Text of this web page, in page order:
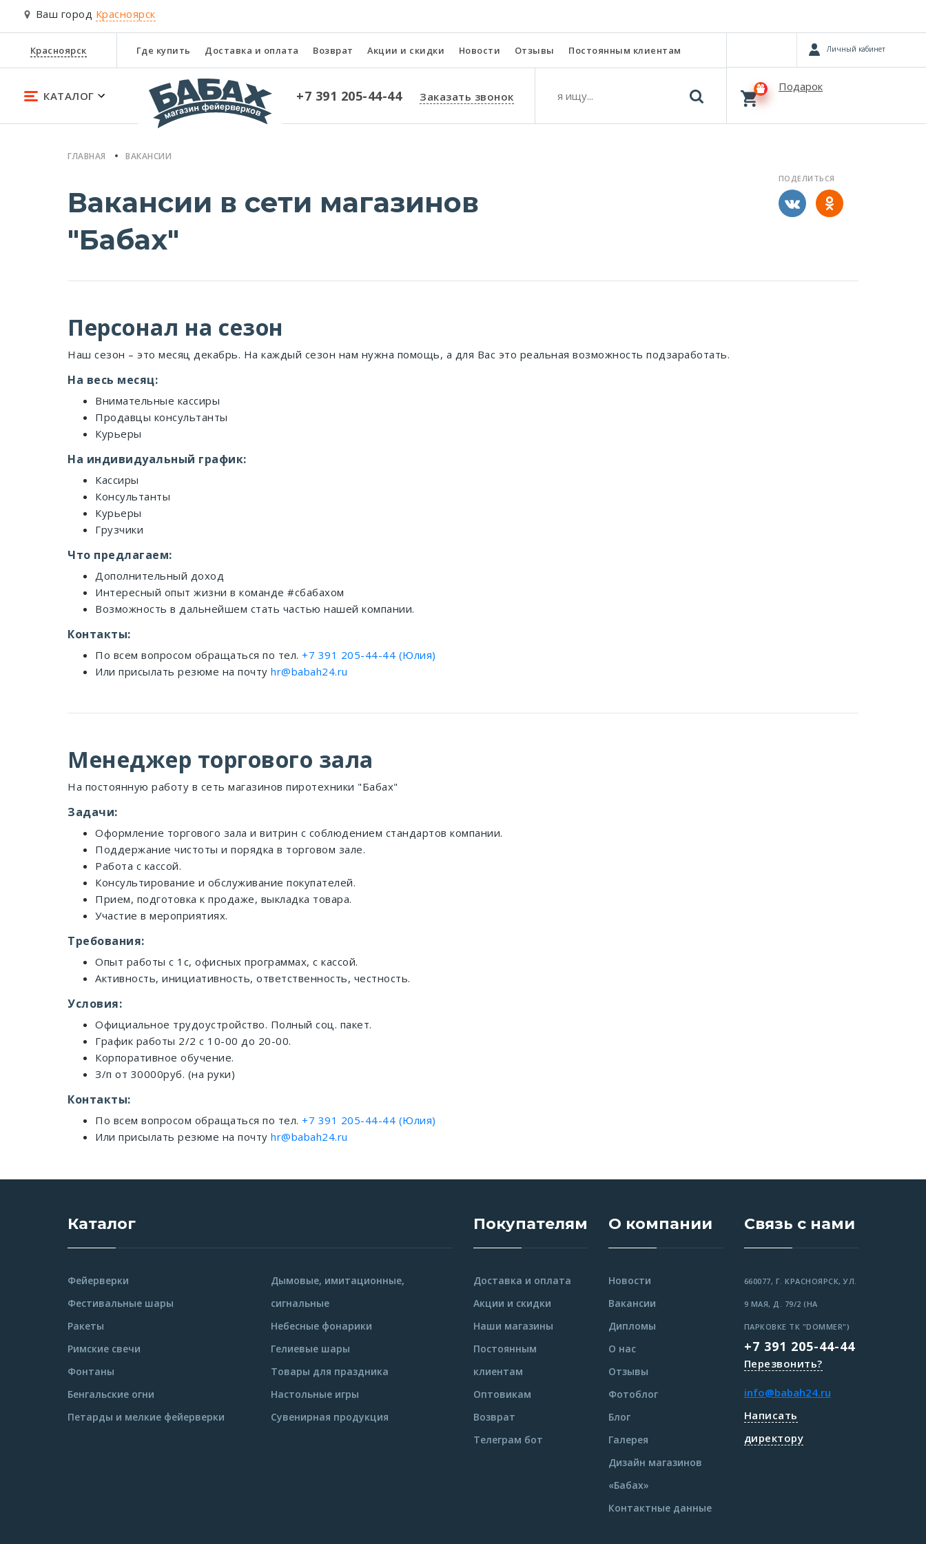
Ваш город Красноярск
Красноярск Где купить Доставка и оплата Возврат Акции и скидки Новости Отзывы Постоянным клиентам
КАТАЛОГ +7 391 205-44-44 Заказать звонок
Личный кабинет
Подарок
ГЛАВНАЯ ВАКАНСИИ
Вакансии в сети магазинов
"Бабах"
ПОДЕЛИТЬСЯ
Персонал на сезон
Наш сезон – это месяц декабрь. На каждый сезон нам нужна помощь, а для Вас это реальная возможность подзаработать.
На весь месяц:
Внимательные кассиры
Продавцы консультанты
Курьеры
На индивидуальный график:
Кассиры
Консультанты
Курьеры
Грузчики
Что предлагаем:
Дополнительный доход
Интересный опыт жизни в команде #сбабахом
Возможность в дальнейшем стать частью нашей компании.
Контакты:
По всем вопросом обращаться по тел. +7 391 205-44-44 (Юлия)
Или присылать резюме на почту hr@babah24.ru
Менеджер торгового зала
На постоянную работу в сеть магазинов пиротехники "Бабах"
Задачи:
Оформление торгового зала и витрин с соблюдением стандартов компании.
Поддержание чистоты и порядка в торговом зале.
Работа с кассой.
Консультирование и обслуживание покупателей.
Прием, подготовка к продаже, выкладка товара.
Участие в мероприятиях.
Требования:
Опыт работы с 1с, офисных программах, с кассой.
Активность, инициативность, ответственность, честность.
Условия:
Официальное трудоустройство. Полный соц. пакет.
График работы 2/2 с 10-00 до 20-00.
Корпоративное обучение.
З/п от 30000руб. (на руки)
Контакты:
По всем вопросом обращаться по тел. +7 391 205-44-44 (Юлия)
Или присылать резюме на почту hr@babah24.ru
Каталог
Фейерверки
Фестивальные шары
Ракеты
Римские свечи
Фонтаны
Бенгальские огни
Петарды и мелкие фейерверки
Дымовые, имитационные,
сигнальные
Небесные фонарики
Гелиевые шары
Товары для праздника
Настольные игры
Сувенирная продукция
Покупателям
Доставка и оплата
Акции и скидки
Наши магазины
Постоянным
клиентам
Оптовикам
Возврат
Телеграм бот
О компании
Новости
Вакансии
Дипломы
О нас
Отзывы
Фотоблог
Блог
Галерея
Дизайн магазинов
«Бабах»
Контактные данные
Связь с нами
660077, Г. КРАСНОЯРСК, УЛ.
9 МАЯ, Д. 79/2 (НА
ПАРКОВКЕ ТК "DOMMER")
+7 391 205-44-44
Перезвонить?
info@babah24.ru
Написать
директору